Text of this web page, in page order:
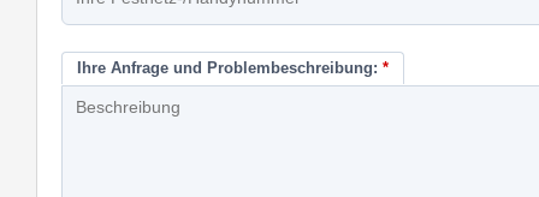
Ihre Anfrage und Problembeschreibung: *